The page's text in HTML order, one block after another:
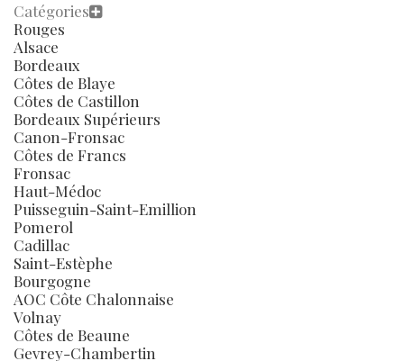
Catégories
Rouges
Alsace
Bordeaux
Côtes de Blaye
Côtes de Castillon
Bordeaux Supérieurs
Canon-Fronsac
Côtes de Francs
Fronsac
Haut-Médoc
Puisseguin-Saint-Emillion
Pomerol
Cadillac
Saint-Estèphe
Bourgogne
AOC Côte Chalonnaise
Volnay
Côtes de Beaune
Gevrey-Chambertin